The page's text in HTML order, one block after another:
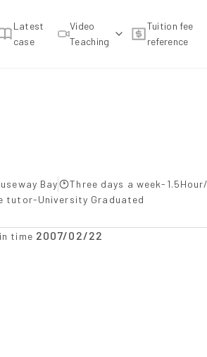
Latest
case
Video
Teaching
Tuition fee
reference
Tuition recommendation
Bay
Three days a week-
tutor-University Graduated
time 2007/02/22